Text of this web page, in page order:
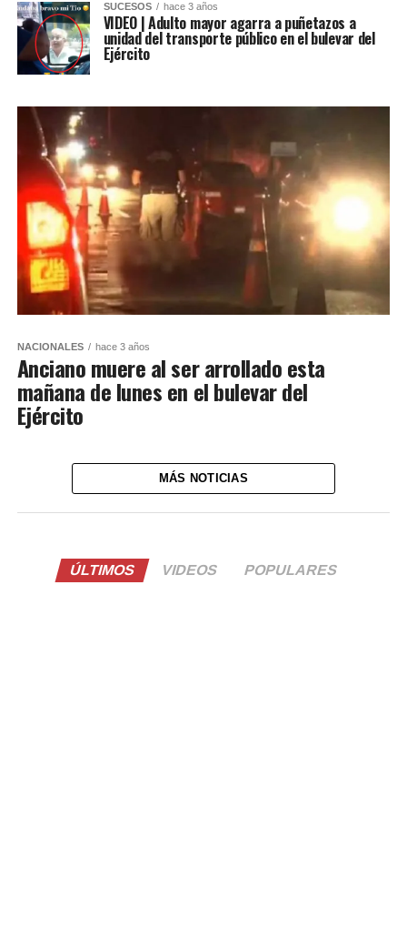
SUCESOS hace 3 años
VIDEO | Adulto mayor agarra a puñetazos a
unidad del transporte público en el bulevar del
Ejército
NACIONALES hace 3 años
Anciano muere al ser arrollado esta
mañana de lunes en el bulevar del
Ejército
MÁS NOTICIAS
ÚLTIMOS VIDEOS POPULARES